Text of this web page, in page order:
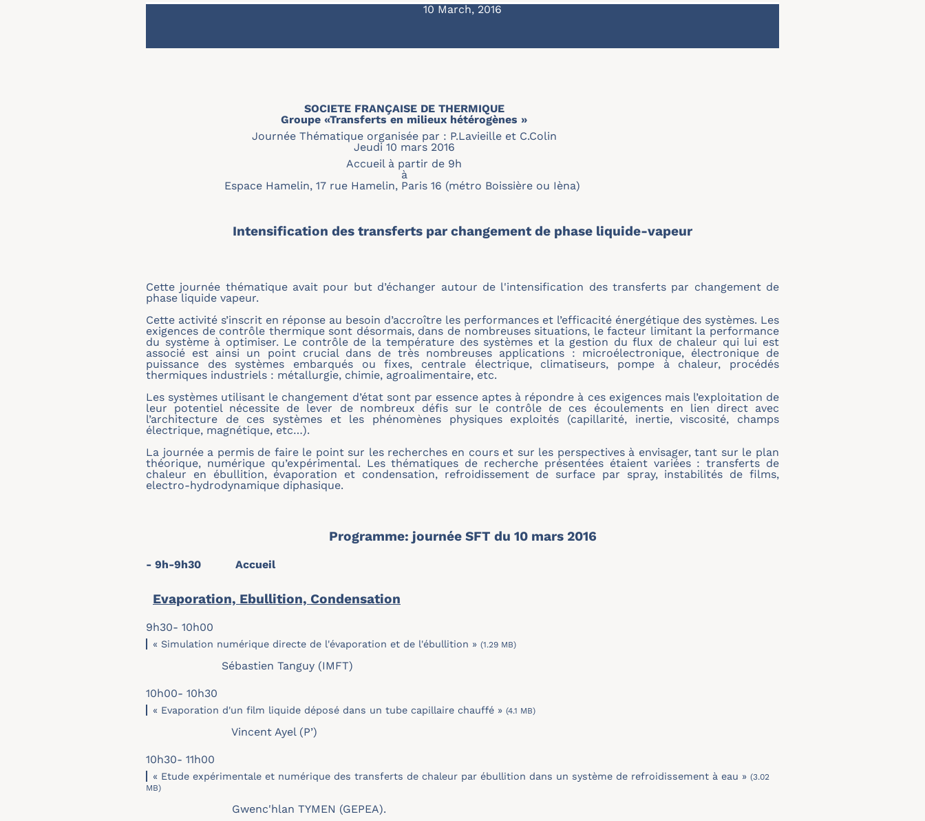
10 March, 2016
SOCIETE FRANÇAISE DE THERMIQUE
Groupe «Transferts en milieux hétérogènes »
Journée Thématique organisée par : P.Lavieille et C.Colin
Jeudi 10 mars 2016
Accueil à partir de 9h
à
Espace Hamelin, 17 rue Hamelin, Paris 16 (métro Boissière ou Ièna)
Intensification des transferts par changement de phase liquide-vapeur
Cette journée thématique avait pour but d’échanger autour de l'intensification des transferts par changement de
phase liquide vapeur.
Cette activité s’inscrit en réponse au besoin d’accroître les performances et l’efficacité énergétique des systèmes. Les
exigences de contrôle thermique sont désormais, dans de nombreuses situations, le facteur limitant la performance
du système à optimiser. Le contrôle de la température des systèmes et la gestion du flux de chaleur qui lui est
associé est ainsi un point crucial dans de très nombreuses applications : microélectronique, électronique de
puissance des systèmes embarqués ou fixes, centrale électrique, climatiseurs, pompe à chaleur, procédés
thermiques industriels : métallurgie, chimie, agroalimentaire, etc.
Les systèmes utilisant le changement d’état sont par essence aptes à répondre à ces exigences mais l’exploitation de
leur potentiel nécessite de lever de nombreux défis sur le contrôle de ces écoulements en lien direct avec
l’architecture de ces systèmes et les phénomènes physiques exploités (capillarité, inertie, viscosité, champs
électrique, magnétique, etc…).
La journée a permis de faire le point sur les recherches en cours et sur les perspectives à envisager, tant sur le plan
théorique, numérique qu’expérimental. Les thématiques de recherche présentées étaient variées : transferts de
chaleur en ébullition, évaporation et condensation, refroidissement de surface par spray, instabilités de films,
electro-hydrodynamique diphasique.
Programme: journée SFT du 10 mars 2016
- 9h-9h30 Accueil
Evaporation, Ebullition, Condensation
9h30- 10h00
« Simulation numérique directe de l'évaporation et de l'ébullition » (1.29 MB)
Sébastien Tanguy (IMFT)
10h00- 10h30
« Evaporation d'un film liquide déposé dans un tube capillaire chauffé » (4.1 MB)
Vincent Ayel (P’)
10h30- 11h00
« Etude expérimentale et numérique des transferts de chaleur par ébullition dans un système de refroidissement à eau » (3.02
MB)
Gwenc'hlan TYMEN (GEPEA).